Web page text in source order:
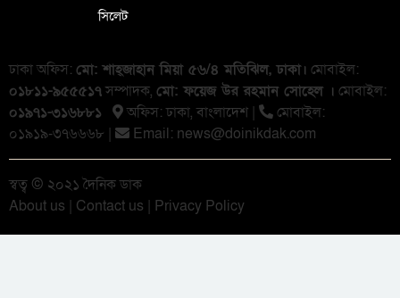
সিলেট
ঢাকা অফিস: মো: শাহ্জাহান মিয়া ৫৬/৪ মতিঝিল, ঢাকা। মোবাইল:
০১৮১১-৯৫৫৫১৭সম্পাদক, মো: ফয়েজ উর রহমান সোহেল । মোবাইল:
০১৯৭১-৩১৬৮৮১
অফিস: ঢাকা, বাংলা‌দেশ |
মোবাইল:
০১৯১৯-৩৭৬৬৬৮ |
Email: news@doinikdak.com
স্বত্ব © ২০২১ দৈনিক ডাক
About us | Contact us | Privacy Policy